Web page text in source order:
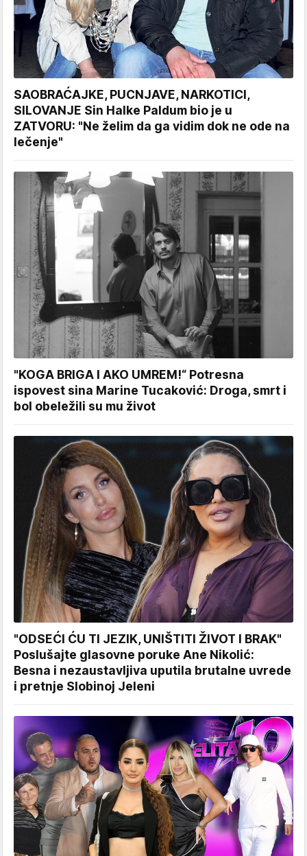
SAOBRAĆAJKE, PUCNJAVE, NARKOTICI,
SILOVANJE Sin Halke Paldum bio je u
ZATVORU: "Ne želim da ga vidim dok ne ode na
lečenje"
"KOGA BRIGA I AKO UMREM!“ Potresna
ispovest sina Marine Tucaković: Droga, smrt i
bol obeležili su mu život
"ODSEĆI ĆU TI JEZIK, UNIŠTITI ŽIVOT I BRAK"
Poslušajte glasovne poruke Ane Nikolić:
Besna i nezaustavljiva uputila brutalne uvrede
i pretnje Slobinoj Jeleni